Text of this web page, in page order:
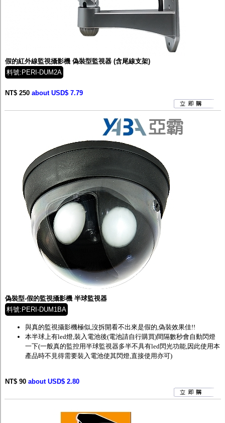
假的紅外線監視攝影機 偽裝型監視器 (含尾線支架)
料號:PERI-DUM2A
NT$ 250 about USD$ 7.79
偽裝型-假的監視攝影機 半球監視器
料號:PERI-DUM1BA
與真的監視攝影機極似,沒拆開看不出來是假的,偽裝效果佳!!
本半球上有led燈,裝入電池後(電池請自行購買)間隔數秒會自動閃燈
一下(一般真的監控用半球監視器多半不具有led閃光功能,因此使用本
產品時不見得需要裝入電池使其閃燈,直接使用亦可)
NT$ 90 about USD$ 2.80